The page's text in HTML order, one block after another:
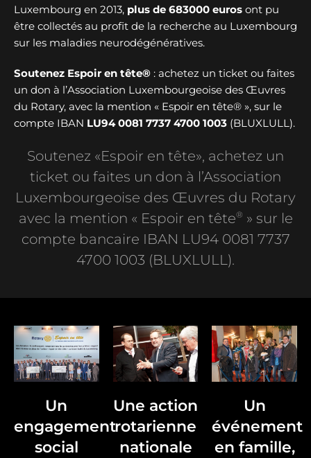
Luxembourg en 2013, plus de 683000 euros ont pu
être collectés au profit de la recherche au Luxembourg
sur les maladies neurodégénératives.
Soutenez Espoir en tête® : achetez un ticket ou faites
un don à l’Association Luxembourgeoise des Œuvres
du Rotary, avec la mention « Espoir en tête® », sur le
compte IBAN LU94 0081 7737 4700 1003 (BLUXLULL).
Soutenez «Espoir en tête», achetez un
ticket ou faites un don à l’Association
Luxembourgeoise des Œuvres du Rotary
avec la mention « Espoir en tête® » sur le
compte bancaire IBAN LU94 0081 7737
4700 1003 (BLUXLULL).
Un
engagement
social
Une action
rotarienne
nationale
Un
événement
en famille,